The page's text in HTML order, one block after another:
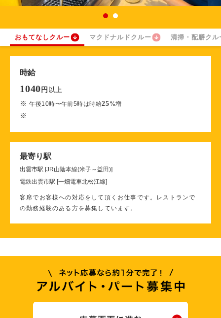
おもてなしクルー マクドナルドクルー 清掃・配膳クル
時給
1040 円 以上
※午後10時〜午前5時は時給25%増
※
最寄り駅
出雲市駅 [JR山陰本線(米子～益田)]
電鉄出雲市駅 [一畑電車北松江線]
客席でお客様への対応をして頂くお仕事です。レストランで
の勤務経験のある方を募集しています。